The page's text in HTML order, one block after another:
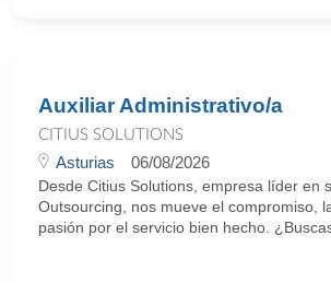
Auxiliar Administrativo/a
CITIUS SOLUTIONS
Asturias 06/08/2026
Desde Citius Solutions, empresa líder en
Outsourcing, nos mueve el compromiso,
pasión por el servicio bien hecho. ¿Buscas